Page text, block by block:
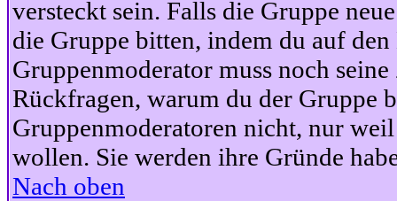
versteckt sein. Falls die Gruppe
die Gruppe bitten, indem du auf
Gruppenmoderator muss noch
Rückfragen, warum du der Gruppe
Gruppenmoderatoren nicht, nur
wollen. Sie werden ihre Gründe
Nach oben